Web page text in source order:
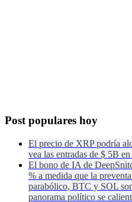
Post populares hoy
El precio de XRP podría
vea las entradas de $ 5B
El bono de IA de
% a medida que la
parabólico, BTC y SOL
panorama político se